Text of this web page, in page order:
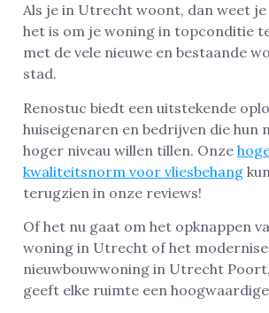
Als je in Utrecht woont, dan weet
het is om je woning in topconditie
met de vele nieuwe en bestaande
stad.
Renostuc biedt een uitstekende
huiseigenaren en bedrijven die hun
hoger niveau willen tillen. Onze
kwaliteitsnorm voor vliesbehang
terugzien in onze reviews!
Of het nu gaat om het opknappen
woning in Utrecht of het
nieuwbouwwoning in Utrecht
geeft elke ruimte een